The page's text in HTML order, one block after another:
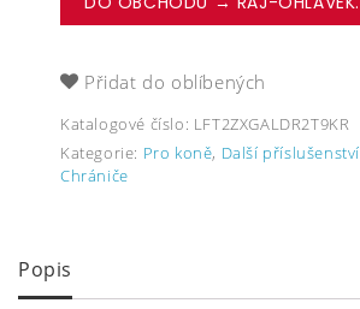
Přidat do oblíbených
Katalogové číslo: LFT2ZXGALDR2T9KR
Kategorie: Pro koně, Další
Chrániče
Popis